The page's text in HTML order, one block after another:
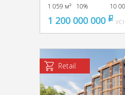
1 059 м² 10% 10
1 200 000 000 pуб
Retail